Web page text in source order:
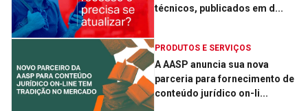
técnicos, publicados em d...
PRODUTOS E SERVIÇOS
A AASP anuncia sua nova
parceria para fornecimento de
conteúdo jurídico on-li...